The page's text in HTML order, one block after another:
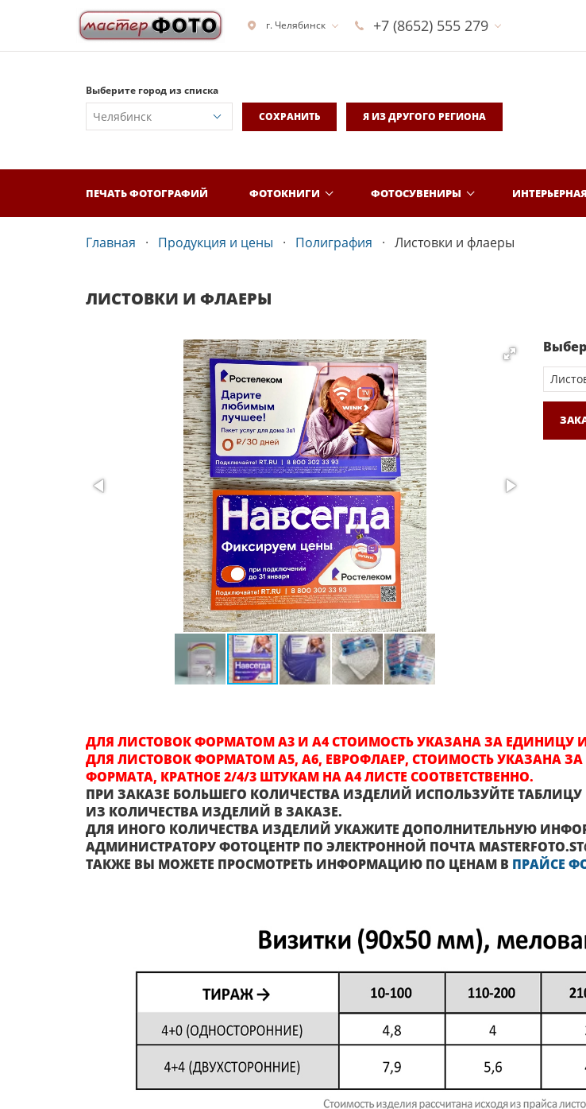
г. Челябинск +7 (8652) 555 279
Выберите город из списка
СОХРАНИТЬ
Я ИЗ ДРУГОГО РЕГИОНА
ПЕЧАТЬ ФОТОГРАФИЙ ФОТОКНИГИ ФОТОСУВЕНИРЫ
Главная Продукция и цены Полиграфия Листовки и флаеры
ЛИСТОВКИ И ФЛАЕРЫ
ДЛЯ ЛИСТОВОК ФОРМАТОМ А3 И А4 СТОИМОСТЬ УКАЗАНА ЗА
ДЛЯ ЛИСТОВОК ФОРМАТОМ А5, А6, ЕВРОФЛАЕР, СТОИМОСТЬ УКАЗАНА
ФОРМАТА, КРАТНОЕ 2/4/3 ШТУКАМ НА А4 ЛИСТЕ СООТВЕТСТВЕННО.
ПРИ ЗАКАЗЕ БОЛЬШЕГО КОЛИЧЕСТВА ИЗДЕЛИЙ ИСПОЛЬЗУЙТЕ
ИЗ КОЛИЧЕСТВА ИЗДЕЛИЙ В ЗАКАЗЕ.
ДЛЯ ИНОГО КОЛИЧЕСТВА ИЗДЕЛИЙ УКАЖИТЕ ДОПОЛНИТЕЛЬНУЮ
АДМИНИСТРАТОРУ ФОТОЦЕНТР ПО ЭЛЕКТРОННОЙ ПОЧТА
ТАКЖЕ ВЫ МОЖЕТЕ ПРОСМОТРЕТЬ ИНФОРМАЦИЮ ПО ЦЕНАМ В ПРАЙСЕ